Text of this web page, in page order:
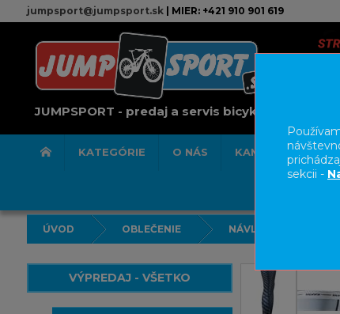
jumpsport@jumpsport.sk| MIER: +421 910 901 619
JUMPSPORT - predaj a servis bicyklov
KATEGÓRIE O NÁS KAMENNÁ
ÚVOD OBLEČENIE NÁVLEKY
VÝPREDAJ - VŠETKO
sekcii -